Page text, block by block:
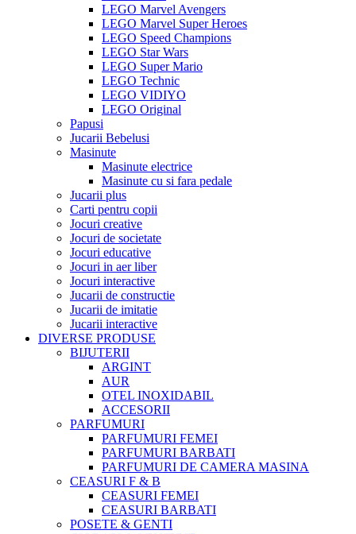
LEGO Marvel Avengers
LEGO Marvel Super Heroes
LEGO Speed Champions
LEGO Star Wars
LEGO Super Mario
LEGO Technic
LEGO VIDIYO
LEGO Original
Papusi
Jucarii Bebelusi
Masinute
Masinute electrice
Masinute cu si fara pedale
Jucarii plus
Carti pentru copii
Jocuri creative
Jocuri de societate
Jocuri educative
Jocuri in aer liber
Jocuri interactive
Jucarii de constructie
Jucarii de imitatie
Jucarii interactive
DIVERSE PRODUSE
BIJUTERII
ARGINT
AUR
OTEL INOXIDABIL
ACCESORII
PARFUMURI
PARFUMURI FEMEI
PARFUMURI BARBATI
PARFUMURI DE CAMERA MASINA
CEASURI F & B
CEASURI FEMEI
CEASURI BARBATI
POSETE & GENTI